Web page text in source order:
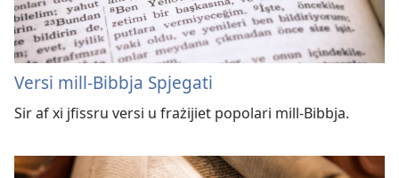
Versi mill-Bibbja Spjegati
Sir af xi jfissru versi u frażijiet popolari mill-Bibbja.